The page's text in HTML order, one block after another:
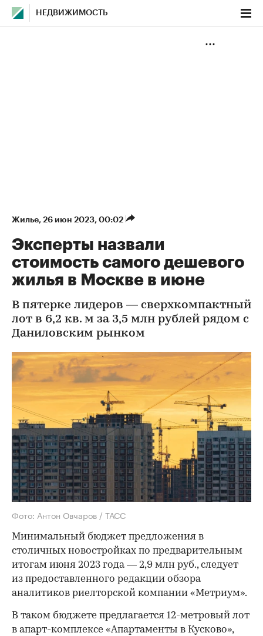
НЕДВИЖИМОСТЬ
Жилье⁠, 26 июн 2023, 00:02
Эксперты назвали
стоимость самого дешевого
жилья в Москве в июне
В пятерке лидеров — сверхкомпактный
лот в 6,2 кв. м за 3,5 млн рублей рядом с
Даниловским рынком
Фото: Антон Овчаров / ТАСС
Минимальный бюджет предложения в
столичных новостройках по предварительным
итогам июня 2023 года — 2,9 млн руб., следует
из предоставленного редакции обзора
аналитиков риелторской компании «Метриум».
В таком бюджете предлагается 12-метровый лот
в апарт-комплексе «Апартаменты в Кусково»,